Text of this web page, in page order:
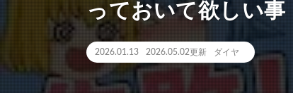
っておいて欲しい事
2026.01.13 2026.05.02更新 ダイヤ